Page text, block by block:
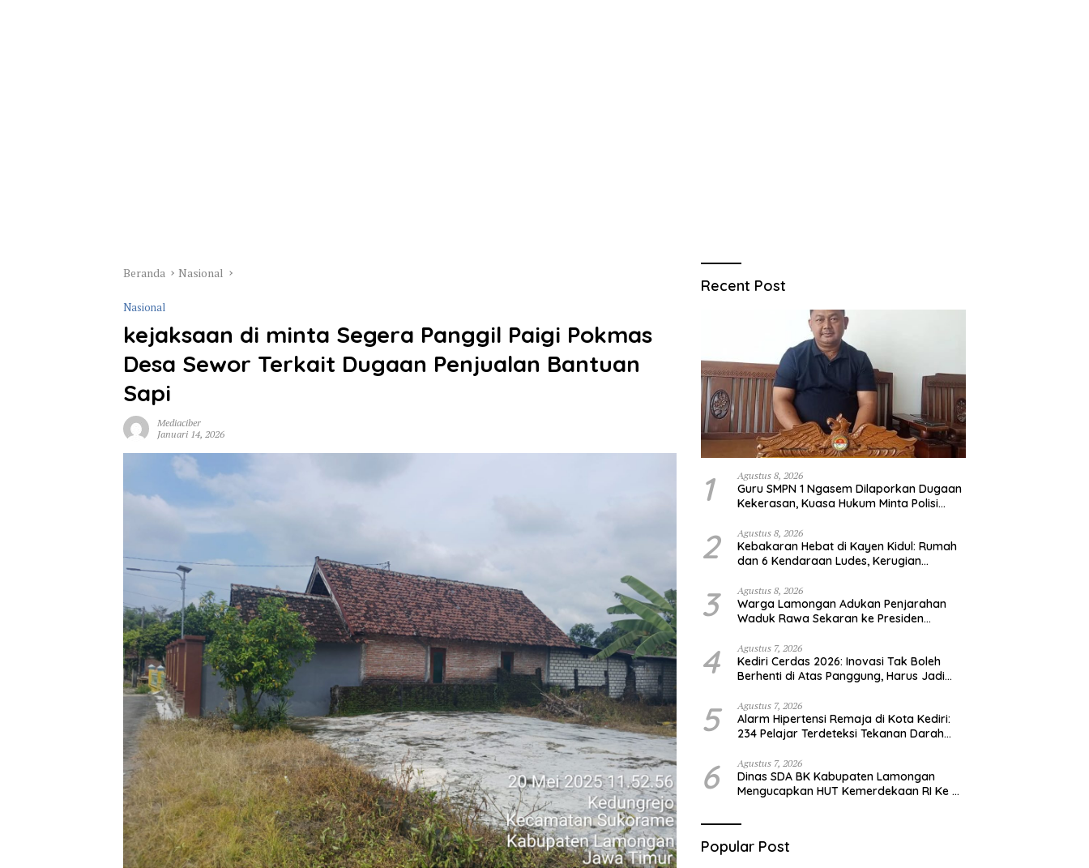
Beranda Nasional
Nasional
kejaksaan di minta Segera Panggil Paigi Pokmas
Desa Sewor Terkait Dugaan Penjualan Bantuan
Sapi
Mediaciber
Januari 14, 2026
Recent Post
1 Agustus 8, 2026
Guru SMPN 1 Ngasem Dilaporkan Dugaan
Kekerasan, Kuasa Hukum Minta Polisi
2 Agustus 8, 2026
Kebakaran Hebat di Kayen Kidul: Rumah
dan 6 Kendaraan Ludes, Kerugian
3 Agustus 8, 2026
Warga Lamongan Adukan Penjarahan
Waduk Rawa Sekaran ke Presiden
80%
4 Agustus 7, 2026
Kediri Cerdas 2026: Inovasi Tak Boleh
Berhenti di Atas Panggung, Harus Jadi
5 Agustus 7, 2026
Alarm Hipertensi Remaja di Kota Kediri:
234 Pelajar Terdeteksi Tekanan Darah
6 Agustus 7, 2026
Dinas SDA BK Kabupaten Lamongan
Mengucapkan HUT Kemerdekaan RI Ke –
Popular Post